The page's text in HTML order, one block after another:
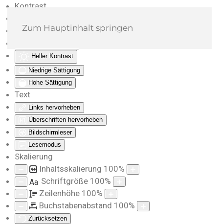
Kontrast
Monochrom
Heller Kontrast
Niedrige Sättigung
Hohe Sättigung
Text
Links hervorheben
Überschriften hervorheben
Bildschirmleser
Lesemodus
Skalierung
Inhaltsskalierung 100%
Aa Schriftgröße 100%
Zeilenhöhe 100%
Buchstabenabstand 100%
Zurücksetzen
Zum Hauptinhalt springen